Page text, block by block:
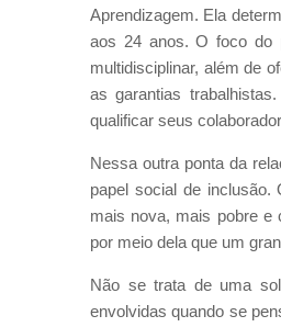
Aprendizagem. Ela
aos 24 anos. O foco do
multidisciplinar, além de
as garantias
qualificar seus
Nessa outra ponta da
papel social de inclusão.
mais nova, mais pobre e
por meio dela que um
Não se trata de uma
envolvidas quando se